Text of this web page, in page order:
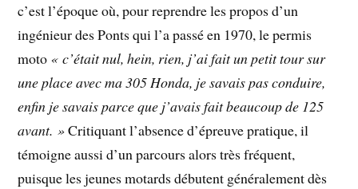
c’est l’époque où, pour reprendre les propos d’un
ingénieur des Ponts qui l’a passé en 1970, le permis
moto « c’était nul, hein, rien, j’ai fait un petit tour sur
une place avec ma 305 Honda, je savais pas conduire,
enfin je savais parce que j’avais fait beaucoup de 125
avant. »Critiquant l’absence d’épreuve pratique, il
témoigne aussi d’un parcours alors très fréquent,
puisque les jeunes motards débutent généralement dès